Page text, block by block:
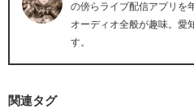
の傍らライブ配信アプリを
オーディオ全般が趣味。愛
す。
関連タグ